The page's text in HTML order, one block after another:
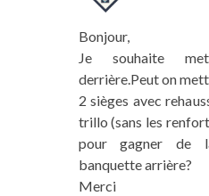
Bonjour,
Je souhaite
derrière.Peut on
2 sièges avec
trillo (sans les
pour gagner de
banquette arrière?
Merci